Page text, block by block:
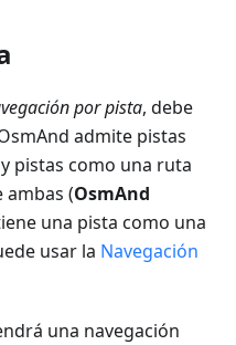
por pista, debe
admite pistas
pistas como una ruta
ambas (OsmAnd
una pista como una
usar la Navegación
una navegación